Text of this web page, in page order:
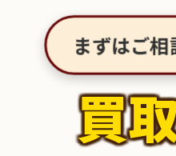
まずはご相
買